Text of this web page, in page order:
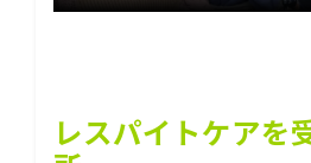
レスパイトケアを